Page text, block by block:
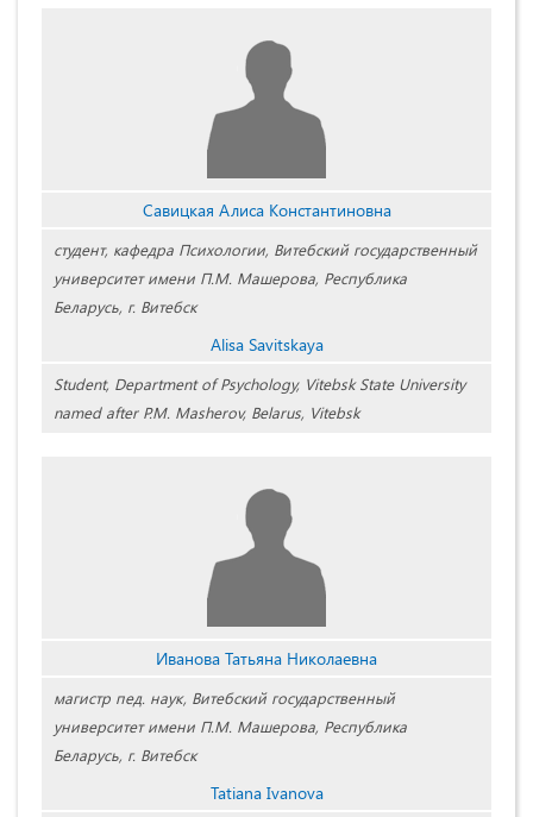
Савицкая Алиса Константиновна
студент, кафедра Психологии, Витебский государственный
университет имени П.М. Машерова, Республика
Беларусь, г. Витебск
Alisa Savitskaya
Student, Department of Psychology, Vitebsk State University
named after P.M. Masherov, Belarus, Vitebsk
Иванова Татьяна Николаевна
магистр пед. наук, Витебский государственный
университет имени П.М. Машерова, Республика
Беларусь, г. Витебск
Tatiana Ivanova